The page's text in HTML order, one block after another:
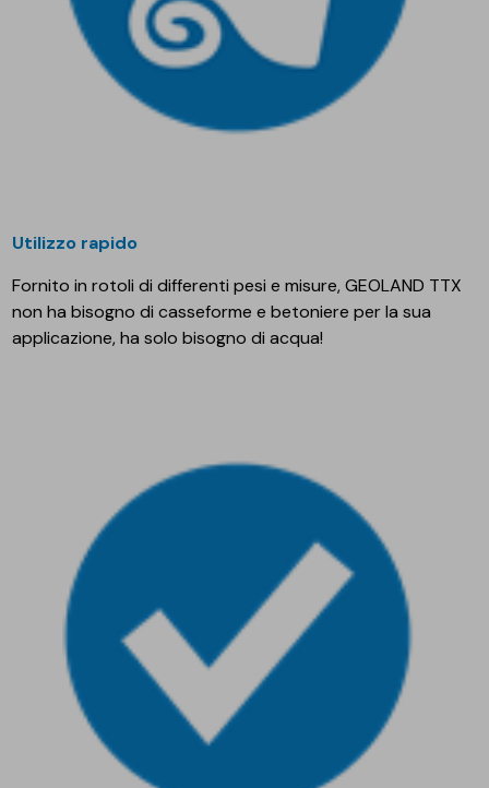
Utilizzo rapido
Fornito in rotoli di differenti pesi e misure, GEOLAND TTX
non ha bisogno di casseforme e betoniere per la sua
applicazione, ha solo bisogno di acqua!